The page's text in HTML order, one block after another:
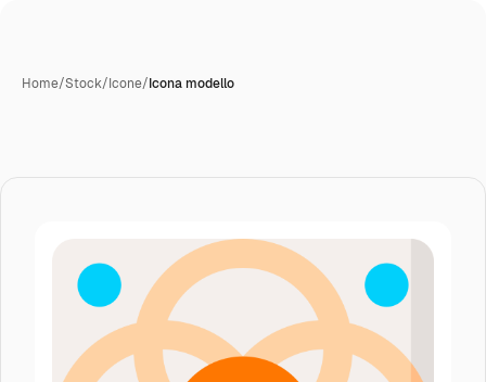
Home/Stock/Icone/Icona modello